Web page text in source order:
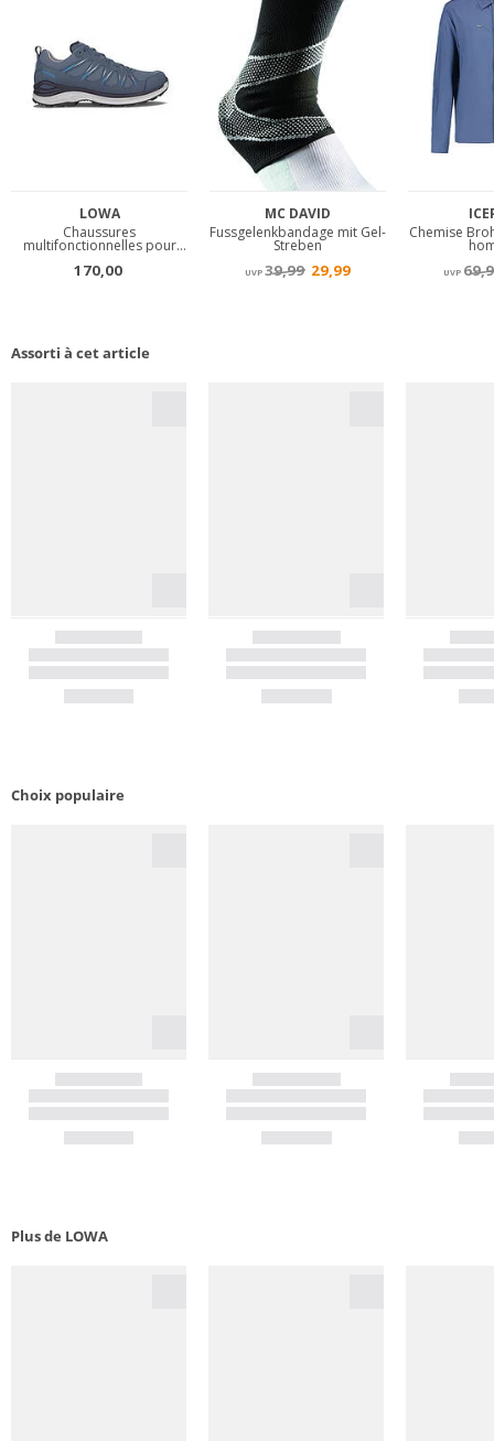
Assorti à cet article
Choix populaire
Plus de LOWA